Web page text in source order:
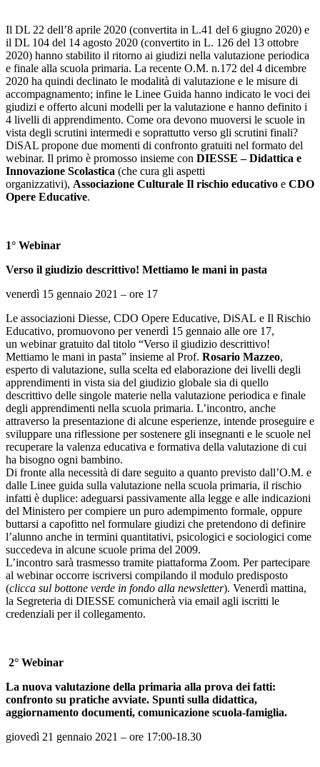
Il DL 22 dell’8 aprile 2020 (convertita in L.41 del 6 giugno 2020) e
il DL 104 del 14 agosto 2020 (convertito in L. 126 del 13 ottobre
2020) hanno stabilito il ritorno ai giudizi nella valutazione periodica
e finale alla scuola primaria. La recente O.M. n.172 del 4 dicembre
2020 ha quindi declinato le modalità di valutazione e le misure di
accompagnamento; infine le Linee Guida hanno indicato le voci dei
giudizi e offerto alcuni modelli per la valutazione e hanno definito i
4 livelli di apprendimento. Come ora devono muoversi le scuole in
vista degli scrutini intermedi e soprattutto verso gli scrutini finali?
DiSAL propone due momenti di confronto gratuiti nel formato del
webinar. Il primo è promosso insieme con DIESSE – Didattica e
Innovazione Scolastica (che cura gli aspetti
organizzativi), Associazione Culturale Il rischio educativo e CDO
Opere Educative.
1° Webinar
Verso il giudizio descrittivo! Mettiamo le mani in pasta
venerdì 15 gennaio 2021 – ore 17
Le associazioni Diesse, CDO Opere Educative, DiSAL e Il Rischio
Educativo, promuovono per venerdì 15 gennaio alle ore 17,
un webinar gratuito dal titolo “Verso il giudizio descrittivo!
Mettiamo le mani in pasta” insieme al Prof. Rosario Mazzeo,
esperto di valutazione, sulla scelta ed elaborazione dei livelli degli
apprendimenti in vista sia del giudizio globale sia di quello
descrittivo delle singole materie nella valutazione periodica e finale
degli apprendimenti nella scuola primaria. L’incontro, anche
attraverso la presentazione di alcune esperienze, intende proseguire e
sviluppare una riflessione per sostenere gli insegnanti e le scuole nel
recuperare la valenza educativa e formativa della valutazione di cui
ha bisogno ogni bambino.
Di fronte alla necessità di dare seguito a quanto previsto dall’O.M. e
dalle Linee guida sulla valutazione nella scuola primaria, il rischio
infatti è duplice: adeguarsi passivamente alla legge e alle indicazioni
del Ministero per compiere un puro adempimento formale, oppure
buttarsi a capofitto nel formulare giudizi che pretendono di definire
l’alunno anche in termini quantitativi, psicologici e sociologici come
succedeva in alcune scuole prima del 2009.
L’incontro sarà trasmesso tramite piattaforma Zoom. Per partecipare
al webinar occorre iscriversi compilando il modulo predisposto
(clicca sul bottone verde in fondo alla newsletter). Venerdì mattina,
la Segreteria di DIESSE comunicherà via email agli iscritti le
credenziali per il collegamento.
2° Webinar
La nuova valutazione della primaria alla prova dei fatti:
confronto su pratiche avviate. Spunti sulla didattica,
aggiornamento documenti, comunicazione scuola-famiglia.
giovedì 21 gennaio 2021 – ore 17:00-18.30